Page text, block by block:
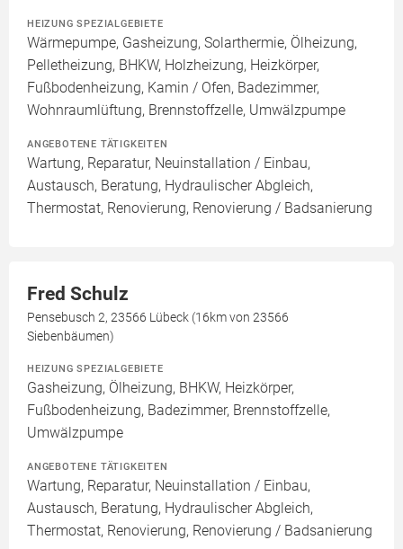
HEIZUNG SPEZIALGEBIETE
Wärmepumpe, Gasheizung, Solarthermie, Ölheizung,
Pelletheizung, BHKW, Holzheizung, Heizkörper,
Fußbodenheizung, Kamin / Ofen, Badezimmer,
Wohnraumlüftung, Brennstoffzelle, Umwälzpumpe
ANGEBOTENE TÄTIGKEITEN
Wartung, Reparatur, Neuinstallation / Einbau,
Austausch, Beratung, Hydraulischer Abgleich,
Thermostat, Renovierung, Renovierung / Badsanierung
Fred Schulz
Pensebusch 2, 23566 Lübeck (16km von 23566
Siebenbäumen)
HEIZUNG SPEZIALGEBIETE
Gasheizung, Ölheizung, BHKW, Heizkörper,
Fußbodenheizung, Badezimmer, Brennstoffzelle,
Umwälzpumpe
ANGEBOTENE TÄTIGKEITEN
Wartung, Reparatur, Neuinstallation / Einbau,
Austausch, Beratung, Hydraulischer Abgleich,
Thermostat, Renovierung, Renovierung / Badsanierung